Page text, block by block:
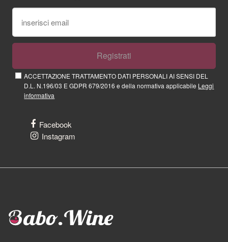
Registrati
ACCETTAZIONE TRATTAMENTO DATI PERSONALI AI SENSI DEL
D.L. N.196/03 E GDPR 679/2016 e della normativa applicabile Leggi
informativa
Facebook
Instagram